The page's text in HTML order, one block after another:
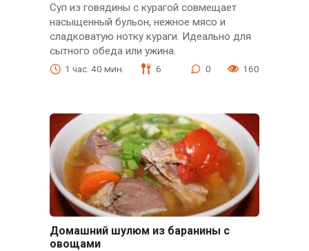
Суп из говядины с курагой совмещает
насыщенный бульон, нежное мясо и
сладковатую нотку кураги. Идеально для
сытного обеда или ужина.
1 час. 40 мин. 6 0 160
Домашний шулюм из баранины с
овощами